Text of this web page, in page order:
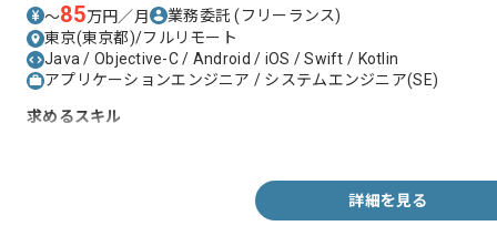
〜85万円／月 業務委託(フリーランス)
東京(東京都)/フルリモート
Java / Objective-C / Android / iOS / Swift / Kotlin
アプリケーションエンジニア / システムエンジニア(SE)
求めるスキル
詳細を見る